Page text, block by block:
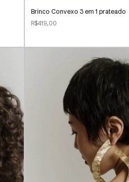
Brinco Convexo 3 em 1 prateado
R$419,00